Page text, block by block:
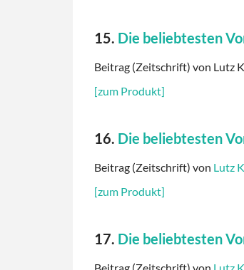
15. Die beliebtesten
Beitrag (Zeitschrift) von Lutz
[zum Produkt]
16. Die beliebtesten
Beitrag (Zeitschrift) von Lutz
[zum Produkt]
17. Die beliebtesten